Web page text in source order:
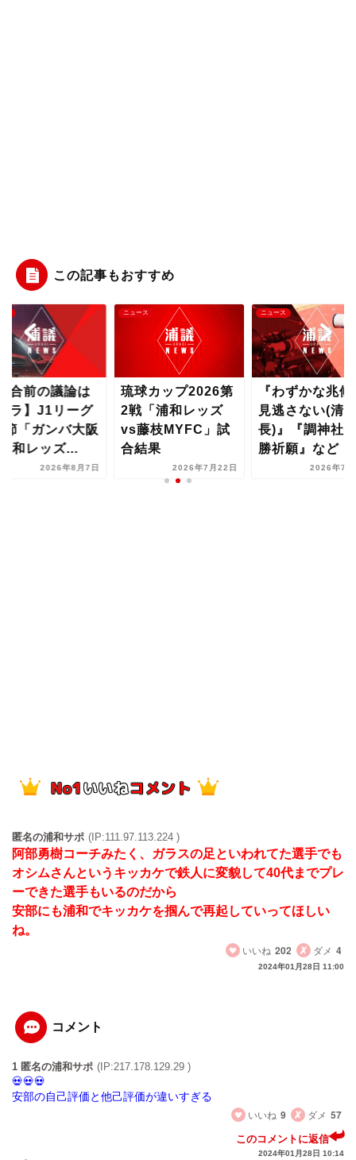
この記事もおすすめ
合前の議論は
ラ】J1リーグ
節「ガンバ大阪
和レッズ...
2026年8月7日
ニュース
琉球カップ2026第
2戦「浦和レッズ
vs藤枝MYFC」試
合結果
2026年7月22日
ニュース
『わずかな兆候
見逃さない(清
長)』『調神社
勝祈願』など【
2026年7
匿名の浦和サポ (IP:111.97.113.224 )
阿部勇樹コーチみたく、ガラスの足といわれてた選手でも
オシムさんというキッカケで鉄人に変貌して40代までプレ
ーできた選手もいるのだから
安部にも浦和でキッカケを掴んで再起していってほしい
ね。
いいね 202 ダメ 4
2024年01月28日 11:00
コメント
1 匿名の浦和サポ (IP:217.178.129.29 )
安部の自己評価と他己評価が違いすぎる
いいね 9 ダメ 57
このコメントに返信
2024年01月28日 10:14